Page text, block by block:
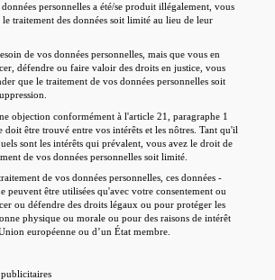
personnelles a été/se produit illégalement, vous
traitement des données soit limité au lieu de leur
de vos données personnelles, mais que vous en
défendre ou faire valoir des droits en justice, vous
que le traitement de vos données personnelles soit
objection conformément à l'article 21, paragraphe 1
être trouvé entre vos intérêts et les nôtres. Tant qu'il
sont les intérêts qui prévalent, vous avez le droit de
de vos données personnelles soit limité.
de vos données personnelles, ces données -
peuvent être utilisées qu'avec votre consentement ou
ou défendre des droits légaux ou pour protéger les
physique ou morale ou pour des raisons de intérêt
européenne ou d’un État membre.